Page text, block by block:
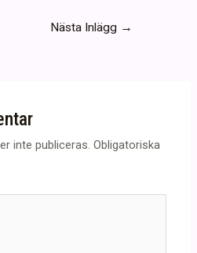
Nästa Inlägg →
inte publiceras. Obligatoriska